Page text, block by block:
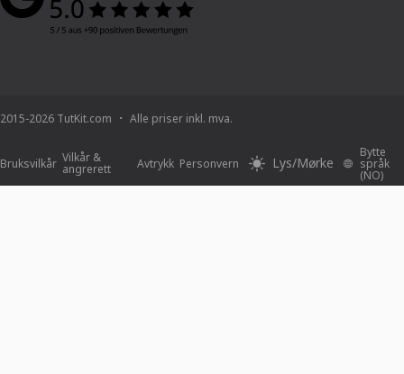
2015-2026 TutKit.com Alle priser inkl. mva.
Bruksvilkår Vilkår &
angrerett Avtrykk Personvern Lys/Mørke
Bytte
språk
(NO)